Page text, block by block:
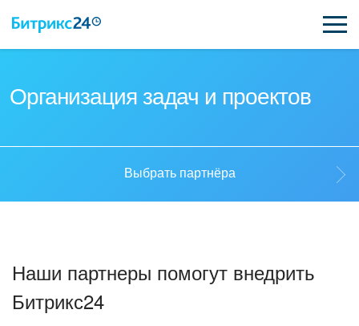
Организация задач и проектов
Стать партнёром
Выбрать партнёра
Наши партнеры помогут внедрить
Битрикс24